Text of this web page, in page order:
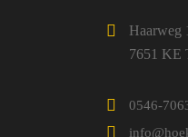
Haarweg
7651 KE
0546-